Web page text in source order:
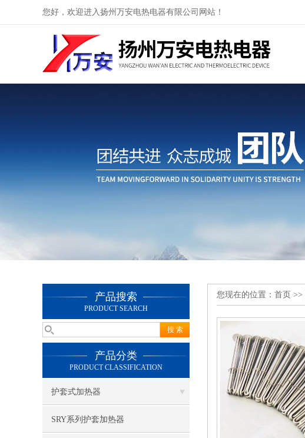
您好，欢迎进入扬州万安电热电器有限公司网站！
产品搜索
PRODUCT SEARCH
产品分类
PRODUCT CLASSIFICATION
护套式加热器
SRY系列护套加热器
您现在的位置： 首页 >>